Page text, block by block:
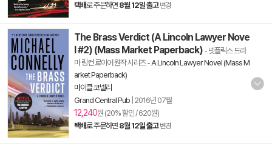
택배로 주문하면 8월 12일 출고 변경
The Brass Verdict (A Lincoln Lawyer Nove
l #2) (Mass Market Paperback) - 넷플릭스 드라
마 링컨 로이어 원작 시리즈-A Lincoln Lawyer Novel (Mass M
arket Paperback)
마이클 코넬리
Grand Central Pub 2016년 07월
12,240원 (20% 할인 / 620원)
택배로 주문하면 8월 12일 출고 변경